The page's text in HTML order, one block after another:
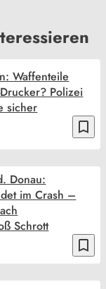
bookmark_border
Waffenteile
Polizei
sicher
bookmark_border
Donau:
im Crash –
Schrott